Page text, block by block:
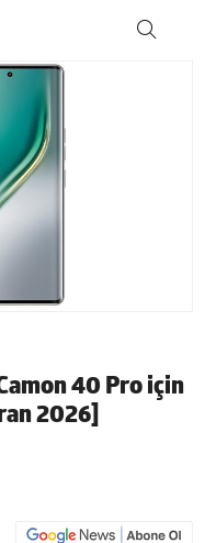
40 Pro için
2026]